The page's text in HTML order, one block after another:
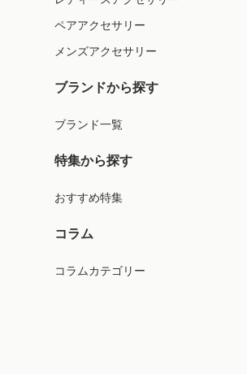
ペアアクセサリー
メンズアクセサリー
ブランドから探す
ブランド一覧
特集から探す
おすすめ特集
コラム
コラムカテゴリー